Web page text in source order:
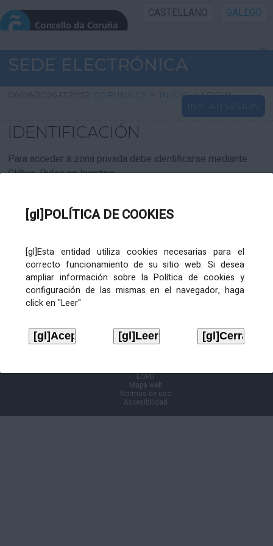
[gl]POLÍTICA DE COOKIES
[gl]Esta entidad utiliza cookies necesarias para el
correcto funcionamiento de su sitio web. Si desea
ampliar información sobre la Política de cookies y
configuración de las mismas en el navegador, haga
click en "Leer"
CASTELLANO GALEGO
INICIO SEDE
INICIO
INFORMACIÓN PÚBLICA
CARTAFOL CIDADÁN
SEDE ELECTRÓNICA
06/08/2026 13:29:52 CORUNA.ES > INICIO > LOGIN
INICIAR SESIÓN
IDENTIFICACIÓN
Para acceder á zona privada debe identificarse mediante
Cl@ve. Pulse no logotipo
LOPD
Mapa web
Normas de uso
Accesibilidad